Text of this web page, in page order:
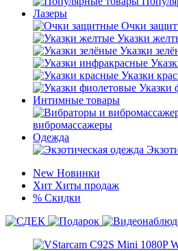
Лазеры
Очки
Указки
Указки
Указки
Указки
Интимные товары
вибромассажеры
Одежда
New Новинки
Хит Хиты продаж
% Скидки